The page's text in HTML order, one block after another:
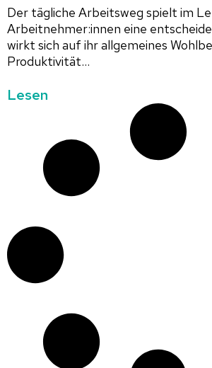
Der tägliche Arbeitsweg spielt im
Arbeitnehmer:innen eine
wirkt sich auf ihr allgemeines
Produktivität...
Lesen